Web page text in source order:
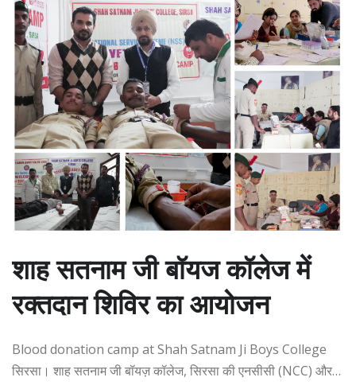
शाह सतनाम जी बॉयज कॉलेज में
रक्तदान शिविर का आयोजन
Blood donation camp at Shah Satnam Ji Boys College
सिरसा। शाह सतनाम जी बॉयज़ कॉलेज, सिरसा की एनसीसी (NCC) और…